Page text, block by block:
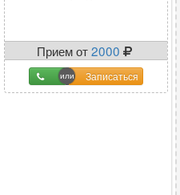
Прием от2000
Записаться